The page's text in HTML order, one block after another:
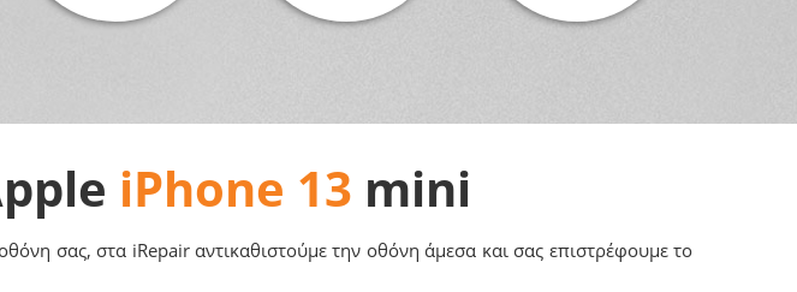
iPhone 13 mini
σας, στα iRepair αντικαθιστούμε την οθόνη άμεσα και σας επιστρέφουμε το